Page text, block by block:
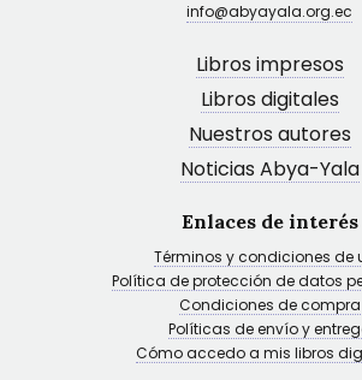
info@abyayala.org.ec
Libros impresos
Libros digitales
Nuestros autores
Noticias Abya-Yala
Enlaces de interés
Términos y condiciones de
Política de protección de datos
Condiciones de compra
Políticas de envío y
Cómo accedo a mis libros